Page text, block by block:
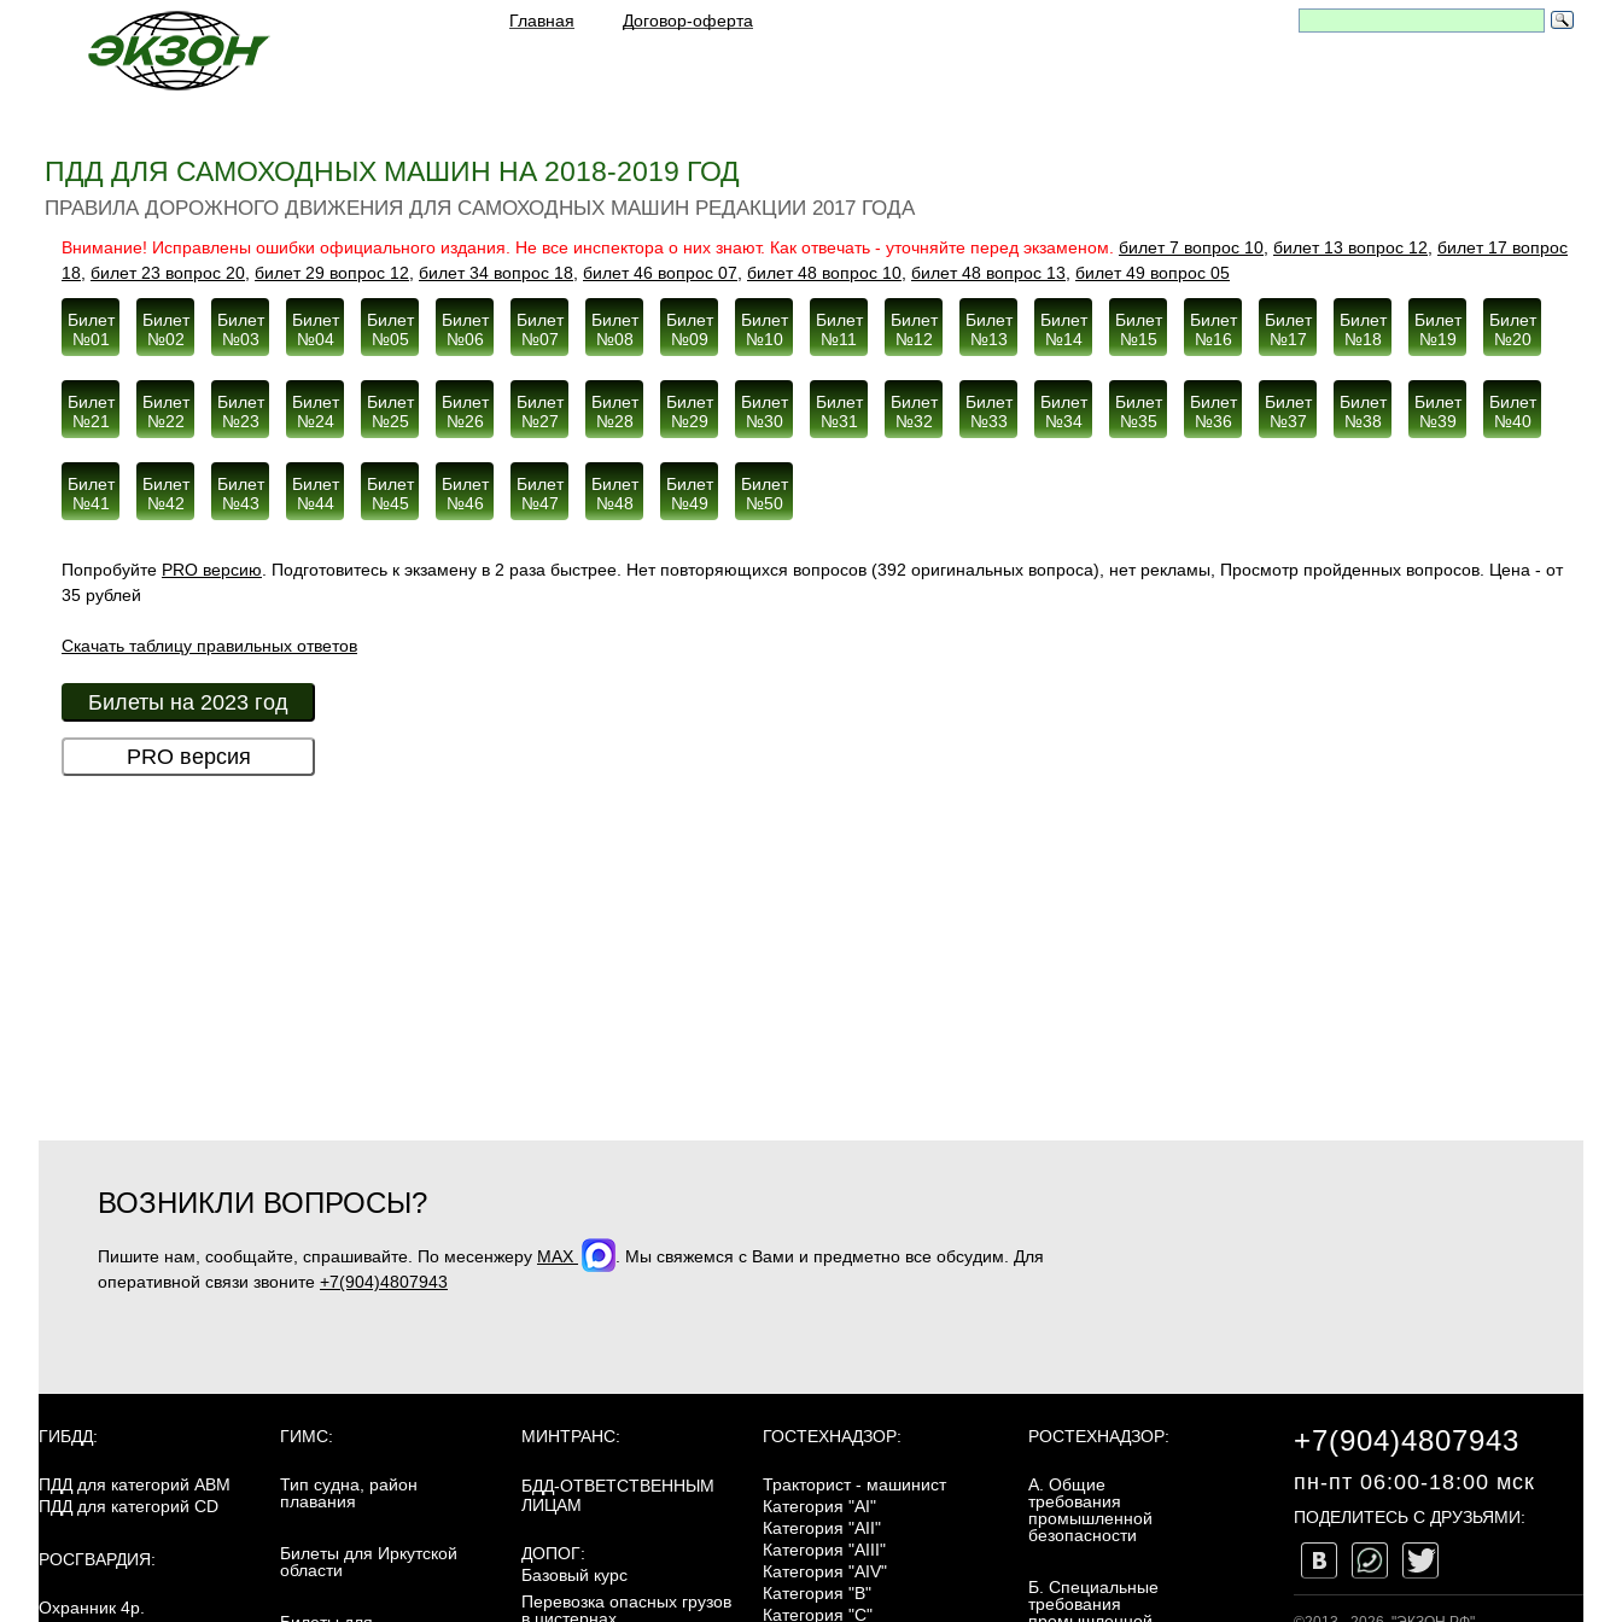
Главная Договор-оферта
ПДД ДЛЯ САМОХОДНЫХ МАШИН НА 2018-2019 ГОД
ПРАВИЛА ДОРОЖНОГО ДВИЖЕНИЯ ДЛЯ САМОХОДНЫХ МАШИН РЕДАКЦИИ 2017 ГОДА
Внимание! Исправлены ошибки официального издания. Не все инспектора о них знают. Как отвечать - уточняйте перед экзаменом. билет 7 вопрос 10, билет 13 вопрос 12, билет 17 вопрос
18, билет 23 вопрос 20, билет 29 вопрос 12, билет 34 вопрос 18, билет 46 вопрос 07, билет 48 вопрос 10, билет 48 вопрос 13, билет 49 вопрос 05
Билет
№01
Билет
№02
Билет
№03
Билет
№04
Билет
№05
Билет
№06
Билет
№07
Билет
№08
Билет
№09
Билет
№10
Билет
№11
Билет
№12
Билет
№13
Билет
№14
Билет
№15
Билет
№16
Билет
№17
Билет
№18
Билет
№19
Билет
№20
Билет
№21
Билет
№22
Билет
№23
Билет
№24
Билет
№25
Билет
№26
Билет
№27
Билет
№28
Билет
№29
Билет
№30
Билет
№31
Билет
№32
Билет
№33
Билет
№34
Билет
№35
Билет
№36
Билет
№37
Билет
№38
Билет
№39
Билет
№40
Билет
№41
Билет
№42
Билет
№43
Билет
№44
Билет
№45
Билет
№46
Билет
№47
Билет
№48
Билет
№49
Билет
№50
Попробуйте PRO версию . Подготовитесь к экзамену в 2 раза быстрее. Нет повторяющихся вопросов (392 оригинальных вопроса), нет рекламы, Просмотр пройденных вопросов. Цена - от
35 рублей
Скачать таблицу правильных ответов
Билеты на 2023 год
PRO версия
ВОЗНИКЛИ ВОПРОСЫ?
Пишите нам, сообщайте, спрашивайте. По месенжеру MAX
. Мы свяжемся с Вами и предметно все обсудим. Для
оперативной связи звоните +7(904)4807943
ГИБДД:
ПДД для категорий ABM
ПДД для категорий CD
РОСГВАРДИЯ:
Охранник 4р.
ГИМС:
Тип судна, район
плавания
Билеты для Иркутской
области
МИНТРАНС:
БДД-ОТВЕТСТВЕННЫМ
ЛИЦАМ
ДОПОГ:
Базовый курс
Перевозка опасных грузов
ГОСТЕХНАДЗОР:
Тракторист - машинист
Категория "AI"
Категория "AII"
Категория "AIII"
Категория "AIV"
Категория "B"
Категория "C"
РОСТЕХНАДЗОР:
А. Общие
требования
промышленной
безопасности
Б. Специальные
требования
+7(904)4807943
пн-пт 06:00-18:00 мск
ПОДЕЛИТЕСЬ С ДРУЗЬЯМИ: